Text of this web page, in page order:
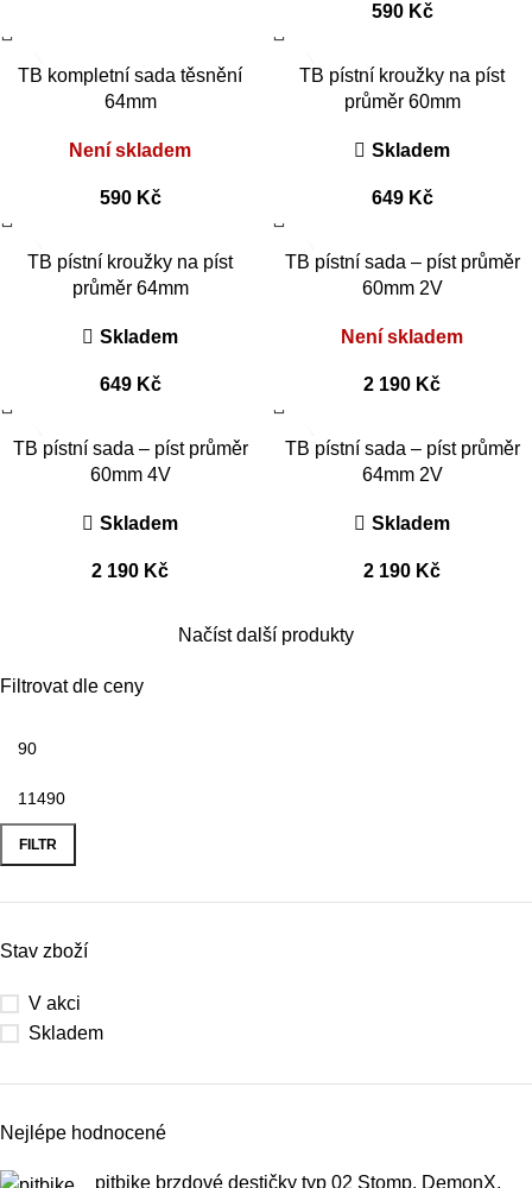
Filtrovat dle ceny
FILTR
Stav zboží
V akci
Skladem
Nejlépe hodnocené
pitbike brzdové destičky typ 02 Stomp, DemonX,
590 Kč
TB kompletní sada těsnění
64mm
Není skladem
590 Kč
TB pístní kroužky na píst
průměr 60mm
Skladem
649 Kč
TB pístní kroužky na píst
průměr 64mm
Skladem
649 Kč
TB pístní sada – píst průměr
60mm 2V
Není skladem
2 190 Kč
TB pístní sada – píst průměr
60mm 4V
Skladem
2 190 Kč
TB pístní sada – píst průměr
64mm 2V
Skladem
2 190 Kč
Načíst další produkty